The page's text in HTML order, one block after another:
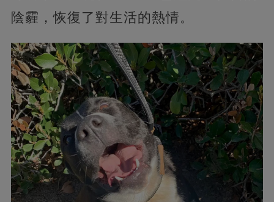
陰霾，恢復了對生活的熱情。